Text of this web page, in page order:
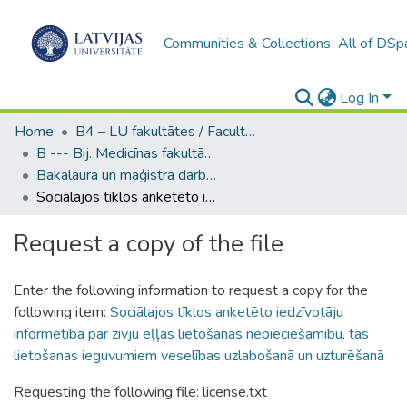
Communities & Collections All of
Log In
Home
B4 – LU fakultātes / Faculties of the UL
B --- Bij. Medicīnas fakultātes studentu noslēguma darbi / Faculty of Medicine - Graduate works
Bakalaura un maģistra darbi (MF) / Bachelor's and Master's theses
Sociālajos tīklos anketēto iedzīvotāju informētība par zivju eļļas lietošanas nepieciešamību, tās lietošanas ieguvumiem veselības uzlabošanā un uzturēšanā
Request a copy of the file
Enter the following information to request a copy for the
following item: Sociālajos tīklos anketēto iedzīvotāju
informētība par zivju eļļas lietošanas nepieciešamību, tās
lietošanas ieguvumiem veselības uzlabošanā un uzturēšanā
Requesting the following file: license.txt